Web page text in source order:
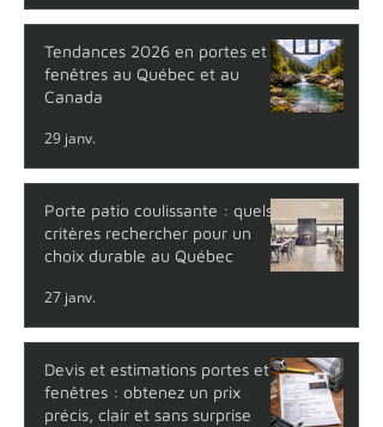
Tendances 2026 en portes et
fenêtres au Québec et au
Canada
29 janv.
Porte patio coulissante : quels
critères rechercher pour un
choix durable au Québec
27 janv.
Devis et estimations portes et
fenêtres : obtenez un prix
précis, clair et sans surprise